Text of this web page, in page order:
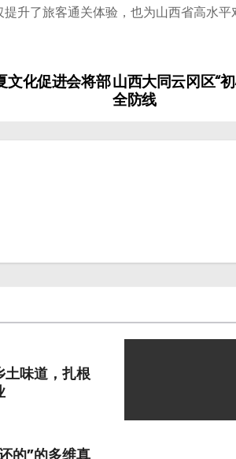
升了旅客通关体验，也为山西省高水平
山西大同云冈区“
全防线
文化促进会将部
土味道，扎根
的”的多维真